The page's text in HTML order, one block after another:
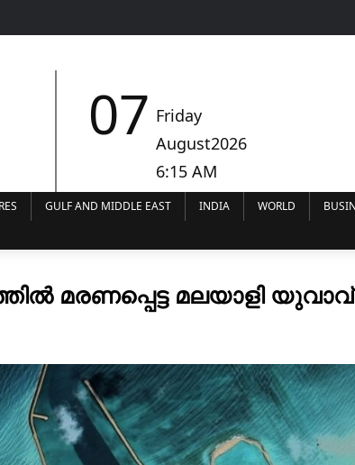
07 Friday
August2026
6:15 AM
GULF AND MIDDLE EAST INDIA WORLD
മരണപ്പെട്ട മലയാളി യുവാവ്